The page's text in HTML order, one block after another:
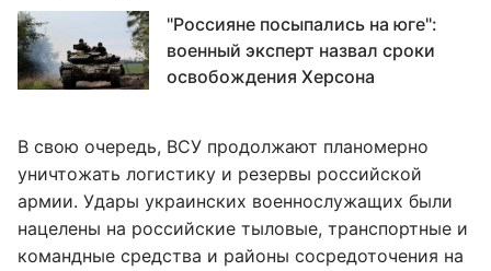
"Россияне посыпались на юге":
военный эксперт назвал сроки
освобождения Херсона
В свою очередь, ВСУ продолжают планомерно
уничтожать логистику и резервы российской
армии. Удары украинских военнослужащих были
нацелены на российские тыловые, транспортные и
командные средства и районы сосредоточения на